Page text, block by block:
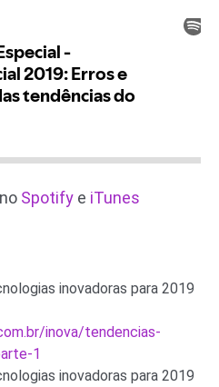
Spotify e iTunes
inovadoras para 2019
inova/tendencias-
1
inovadoras para 2019